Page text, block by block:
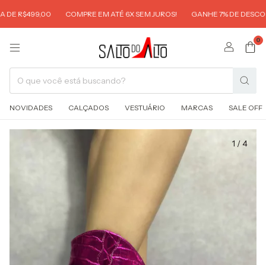
R$499,00 COMPRE EM ATÉ 6X SEM JUROS! GANHE 7% DE
0
NOVIDADES CALÇADOS VESTUÁRIO MARCAS SALE OFF
1 /4